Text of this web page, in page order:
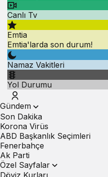
Canlı Tv
Emtia
Emtia'larda son durum!
Namaz Vakitleri
Yol Durumu
Gündem
Son Dakika
Korona Virüs
ABD Başkanlık Seçimleri
Fenerbahçe
Ak Parti
Özel Sayfalar